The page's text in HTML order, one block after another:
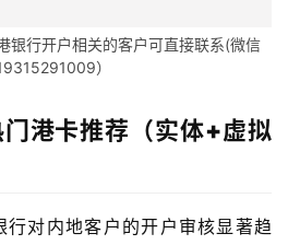
银行开户相关的客户可直接联系(微信
）
港卡推荐（实体+虚拟
对内地客户的开户审核显著趋